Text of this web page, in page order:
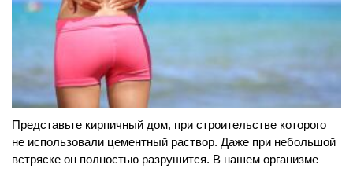
Представьте кирпичный дом, при строительстве которого
не использовали цементный раствор. Даже при небольшой
встряске он полностью разрушится. В нашем организме